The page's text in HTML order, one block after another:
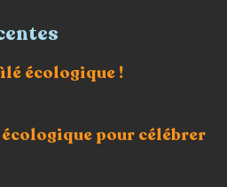
écologique !
pour célébrer